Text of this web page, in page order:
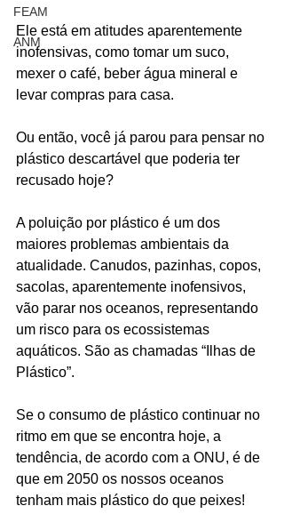
FEAM
ANM
Ele está em atitudes aparentemente
inofensivas, como tomar um suco,
mexer o café, beber água mineral e
levar compras para casa.
Ou então, você já parou para pensar no
plástico descartável que poderia ter
recusado hoje?
A poluição por plástico é um dos
maiores problemas ambientais da
atualidade. Canudos, pazinhas, copos,
sacolas, aparentemente inofensivos,
vão parar nos oceanos, representando
um risco para os ecossistemas
aquáticos. São as chamadas “Ilhas de
Plástico”.
Se o consumo de plástico continuar no
ritmo em que se encontra hoje, a
tendência, de acordo com a ONU, é de
que em 2050 os nossos oceanos
tenham mais plástico do que peixes!